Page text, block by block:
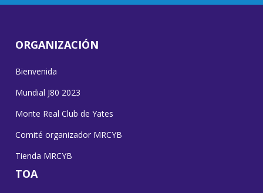
ORGANIZACIÓN
Bienvenida
Mundial J80 2023
Monte Real Club de Yates
Comité organizador MRCYB
Tienda MRCYB
TOA